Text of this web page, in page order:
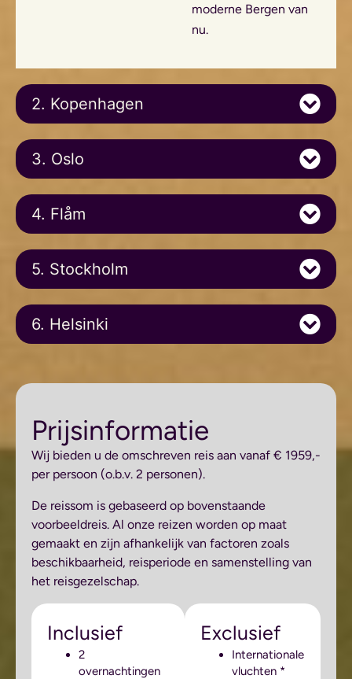
moderne Bergen van
nu.
2. Kopenhagen
3. Oslo
4. Flåm
5. Stockholm
6. Helsinki
Prijsinformatie
Wij bieden u de omschreven reis aan vanaf € 1959,-
per persoon (o.b.v. 2 personen).
De reissom is gebaseerd op bovenstaande
voorbeeldreis. Al onze reizen worden op maat
gemaakt en zijn afhankelijk van factoren zoals
beschikbaarheid, reisperiode en samenstelling van
het reisgezelschap.
Inclusief
2
overnachtingen
Exclusief
Internationale
vluchten *